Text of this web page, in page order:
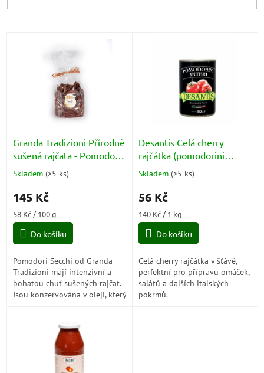
Granda Tradizioni Přírodně
sušená rajčata - Pomodori
Secchi 250g
Průměrné
produktu
5,0
5
Skladem (>5 ks)
145 Kč
Měrná
cena:
58 Kč / 100 g
Do košíku
Pomodori Secchi od Granda
Tradizioni mají intenzivní a
bohatou chuť sušených rajčat.
Jsou konzervována v oleji, který
Desantis Celá cherry
rajčátka (pomodorini
interi) 400g
Průměrné
produktu
5,0
5
Skladem (>5 ks)
56 Kč
Měrná
cena:
140 Kč / 1 kg
Do košíku
Celá cherry rajčátka v šťávě,
perfektní pro přípravu omáček,
salátů a dalších italských
pokrmů.